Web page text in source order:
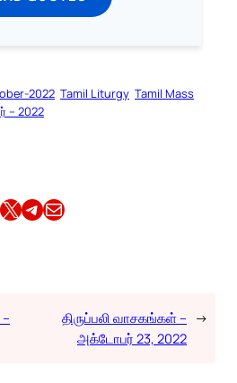
2022 Tamil Liturgy Tamil Mass
– 2022
Share this article on X Share this article on TelegramEmail this Article
திருப்பலி வாசகங்கள் –
அக்டோபர் 23, 2022
→